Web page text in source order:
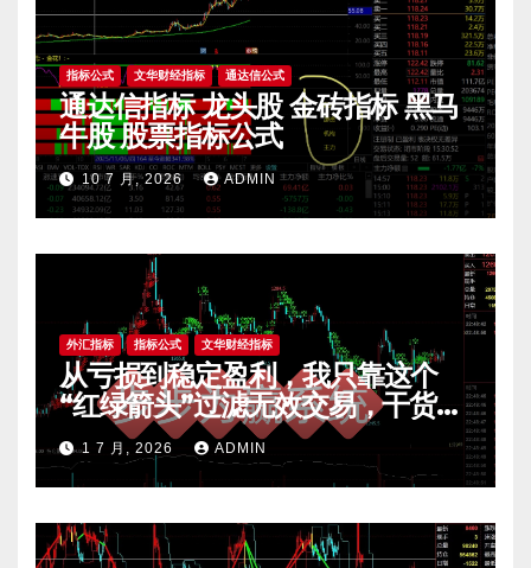
指标公式 文华财经指标 通达信公式
通达信指标 龙头股 金砖指标 黑马
牛股 股票指标公式
10 7 月, 2026 ADMIN
外汇指标 指标公式 文华财经指标
从亏损到稳定盈利，我只靠这个
“红绿箭头”过滤无效交易，干货全
公开 mt4指标
1 7 月, 2026 ADMIN